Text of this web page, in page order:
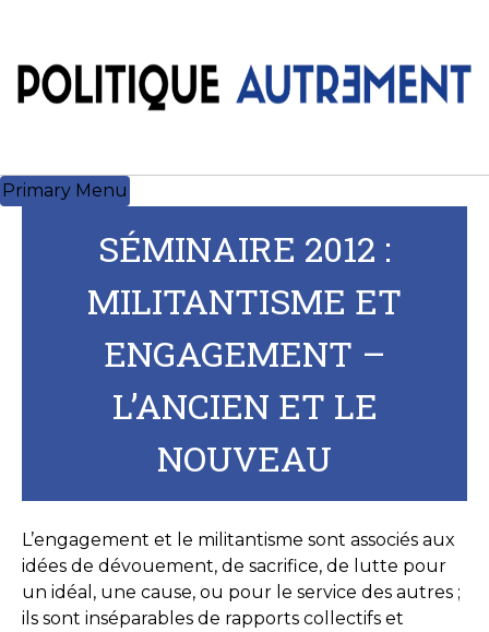
content
Primary Menu
SÉMINAIRE 2012 :
MILITANTISME ET
ENGAGEMENT –
L’ANCIEN ET LE
NOUVEAU
L’engagement et le militantisme sont associés aux
idées de dévouement, de sacrifice, de lutte pour
un idéal, une cause, ou pour le service des autres ;
ils sont inséparables de rapports collectifs et